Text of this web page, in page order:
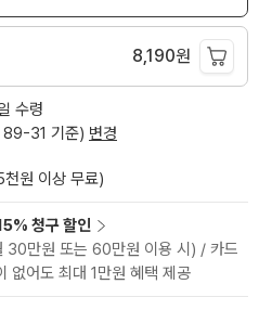
8,190원
수령
89-31 기준) 변경
원 이상 무료)
청구 할인
30만원 또는 60만원 이용 시) / 카드
없어도 최대 1만원 혜택 제공